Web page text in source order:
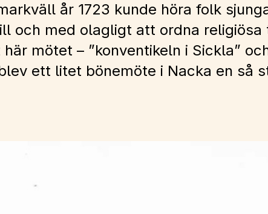
år 1723 kunde höra folk
och med olagligt att ordna religiösa
mötet – ”konventikeln i Sickla”
ett litet bönemöte i Nacka en så